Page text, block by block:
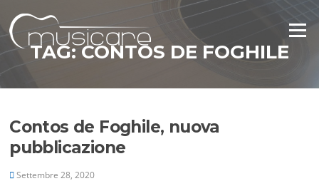
contenuto
Menu
TAG:CONTOS DE FOGHILE
Contos de Foghile, nuova
pubblicazione
Settembre 28, 2020